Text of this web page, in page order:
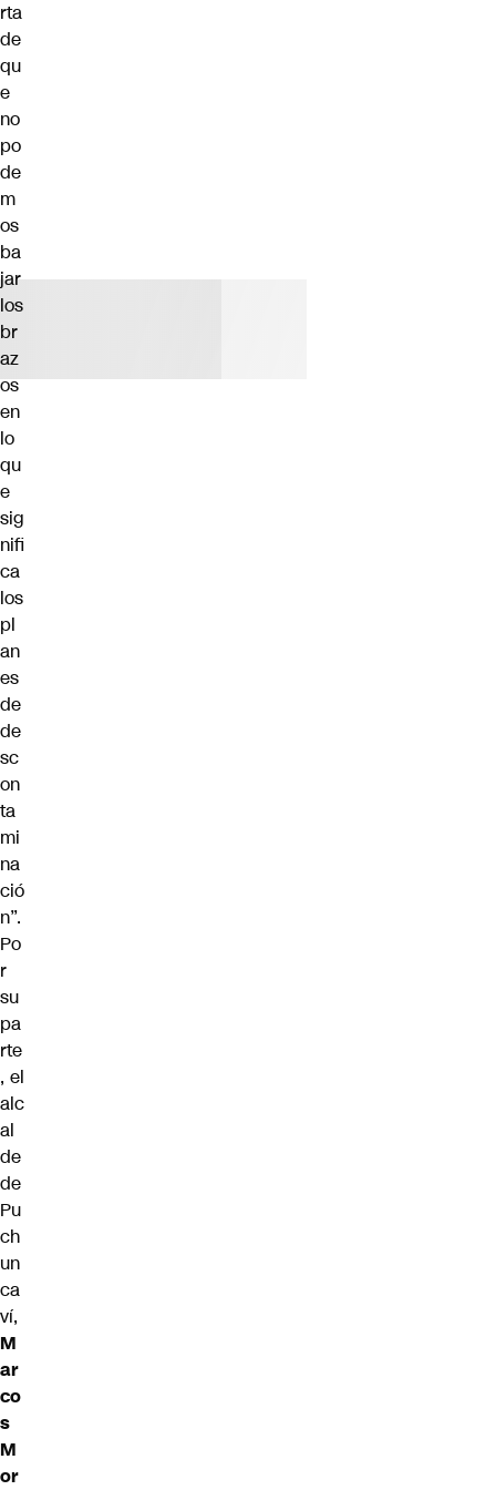
rta
de
qu
e
no
po
de
m
os
ba
jar
los
br
az
os
en
lo
qu
e
sig
nifi
ca
los
pl
an
es
de
de
sc
on
ta
mi
na
ció
n”.
Po
r
su
pa
rte
, el
alc
al
de
de
Pu
ch
un
ca
ví,
M
ar
co
s
M
or